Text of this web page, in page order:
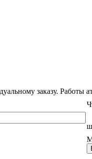
заказу. Работы